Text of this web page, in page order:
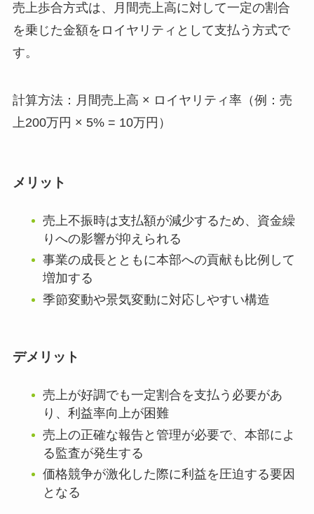
売上歩合方式は、月間売上高に対して一定の割合
を乗じた金額をロイヤリティとして支払う方式で
す。
計算方法：月間売上高 × ロイヤリティ率（例：売
上200万円 × 5% = 10万円）
メリット
売上不振時は支払額が減少するため、資金繰
りへの影響が抑えられる
事業の成長とともに本部への貢献も比例して
増加する
季節変動や景気変動に対応しやすい構造
デメリット
売上が好調でも一定割合を支払う必要があ
り、利益率向上が困難
売上の正確な報告と管理が必要で、本部によ
る監査が発生する
価格競争が激化した際に利益を圧迫する要因
となる